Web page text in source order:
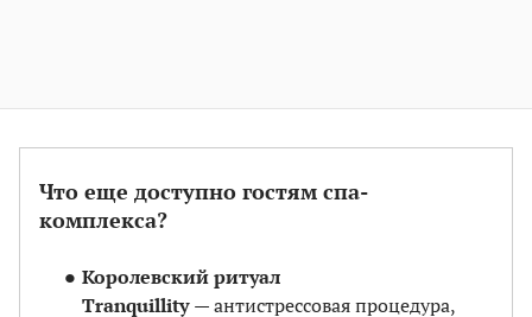
Что еще доступно гостям спа-
комплекса?
Королевский ритуал
Tranquillity— антистрессовая процедура,